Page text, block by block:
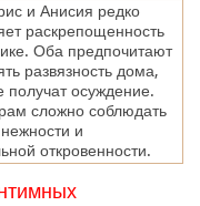
и Анисия редко
раскрепощенность
Оба предпочитают
развязность дома,
получат осуждение.
сложно соблюдать
и
откровенности.